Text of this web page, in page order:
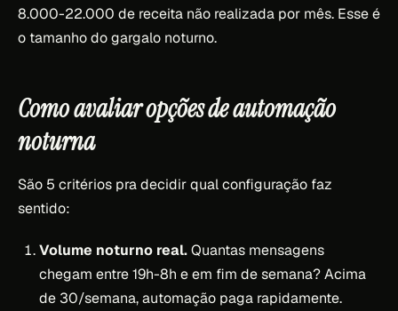
8.000-22.000 de receita não realizada por mês. Esse é
o tamanho do gargalo noturno.
Como avaliar opções de automação
noturna
São 5 critérios pra decidir qual configuração faz
sentido:
Volume noturno real.Quantas mensagens
chegam entre 19h-8h e em fim de semana? Acima
de 30/semana, automação paga rapidamente.